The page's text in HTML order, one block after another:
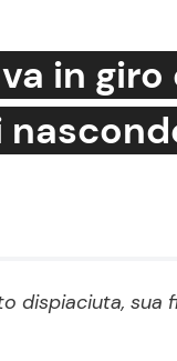
Mondo
in
dispiaciuta, sua